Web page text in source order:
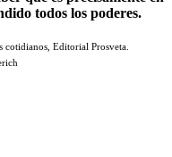
todos los poderes.
Editorial Prosveta.